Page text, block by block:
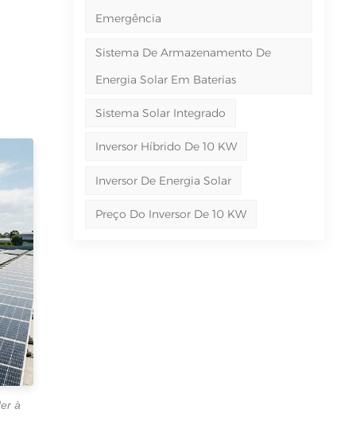
Emergência
Sistema De Armazenamento De
Energia Solar Em Baterias
Sistema Solar Integrado
Inversor Híbrido De 10 KW
Inversor De Energia Solar
Preço Do Inversor De 10 KW
à